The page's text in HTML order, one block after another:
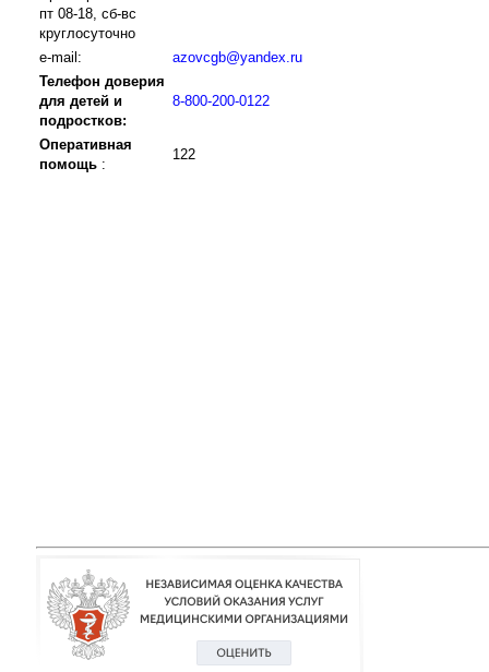
пт 08-18, сб-вс
круглосуточно
e-mail:
azovcgb@yandex.ru
Телефон доверия
для детей и
подростков:
8-800-200-0122
Оперативная
помощь :
122